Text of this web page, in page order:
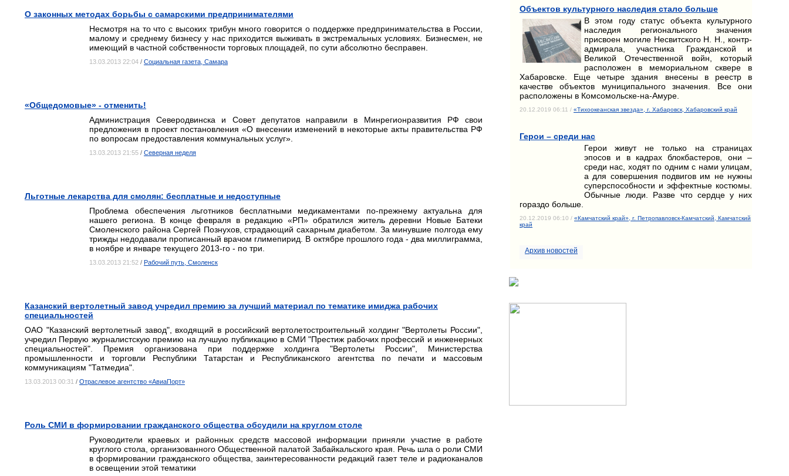
О законных методах борьбы с самарскими предпринимателями
Несмотря на то что с высоких трибун много говорится о поддержке предпринимательства в России,
малому и среднему бизнесу у нас приходится выживать в экстремальных условиях. Бизнесмен, не
имеющий в частной собственности торговых площадей, по сути абсолютно бесправен.
13.03.2013 22:04 / Социальная газета, Самара
«Общедомовые» - отменить!
Администрация Северодвинска и Совет депутатов направили в Минрегионразвития РФ свои
предложения в проект постановления «О внесении изменений в некоторые акты правительства РФ
по вопросам предоставления коммунальных услуг».
13.03.2013 21:55 / Северная неделя
Льготные лекарства для смолян: бесплатные и недоступные
Проблема обеспечения льготников бесплатными медикаментами по-прежнему актуальна для
нашего региона. В конце февраля в редакцию «РП» обратился житель деревни Новые Батеки
Смоленского района Сергей Познухов, страдающий сахарным диабетом. За минувшие полгода ему
трижды недодавали прописанный врачом глимепирид. В октябре прошлого года - два миллиграмма,
в ноябре и январе текущего 2013-го - по три.
13.03.2013 21:52 / Рабочий путь, Смоленск
Казанский вертолетный завод учредил премию за лучший материал по тематике имиджа рабочих
специальностей
ОАО "Казанский вертолетный завод", входящий в российский вертолетостроительный холдинг "Вертолеты России",
учредил Первую журналистскую премию на лучшую публикацию в СМИ "Престиж рабочих профессий и инженерных
специальностей". Премия организована при поддержке холдинга "Вертолеты России", Министерства
промышленности и торговли Республики Татарстан и Республиканского агентства по печати и массовым
коммуникациям "Татмедиа".
13.03.2013 00:31 / Отраслевое агентство «АвиаПорт»
Роль СМИ в формировании гражданского общества обсудили на круглом столе
Руководители краевых и районных средств массовой информации приняли участие в работе
круглого стола, организованного Общественной палатой Забайкальского края. Речь шла о роли СМИ
в формировании гражданского общества, заинтересованности редакций газет теле и радиоканалов
в освещении этой тематики
Объектов культурного наследия стало больше
В этом году статус объекта культурного
наследия регионального значения
присвоен могиле Несвитского Н. Н., контр-
адмирала, участника Гражданской и
Великой Отечественной войн, который
расположен в мемориальном сквере в
Хабаровске. Еще четыре здания внесены в реестр в
качестве объектов муниципального значения. Все они
расположены в Комсомольске-на-Амуре.
20.12.2019 06:11 / «Тихоокеанская звезда», г. Хабаровск, Хабаровский край
Герои – среди нас
Герои живут не только на страницах
эпосов и в кадрах блокбастеров, они –
среди нас, ходят по одним с нами улицам,
а для совершения подвигов им не нужны
суперспособности и эффектные костюмы.
Обычные люди. Разве что сердце у них
гораздо больше.
20.12.2019 06:10 / «Камчатский край», г. Петропавловск-Камчатский, Камчатский
край
Архив новостей